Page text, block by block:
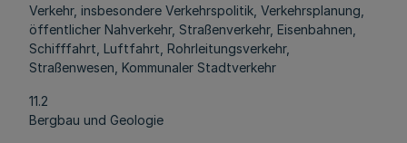
Verkehr, insbesondere Verkehrspolitik, Verkehrsplanung,
öffentlicher Nahverkehr, Straßenverkehr, Eisenbahnen,
Schifffahrt, Luftfahrt, Rohrleitungsverkehr,
Straßenwesen, Kommunaler Stadtverkehr
11.2
Bergbau und Geologie